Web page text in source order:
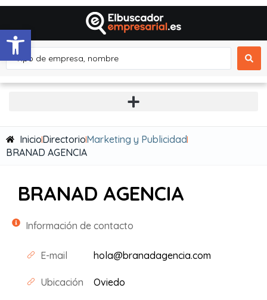
Abrir barra de herramientas
InicioDirectorioMarketing y Publicidad
BRANAD AGENCIA
BRANAD AGENCIA
Información de contacto
E-mail hola@branadagencia.com
Ubicación Oviedo